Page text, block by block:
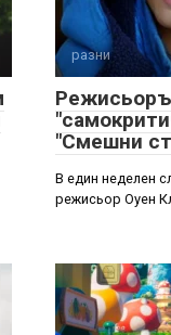
разни
"Смешни
В един неделен
режисьор Оуен